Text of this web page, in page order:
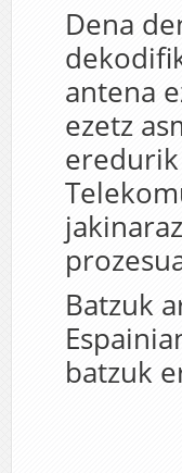
Dena
antena
ezetz
Batzuk
batzuk